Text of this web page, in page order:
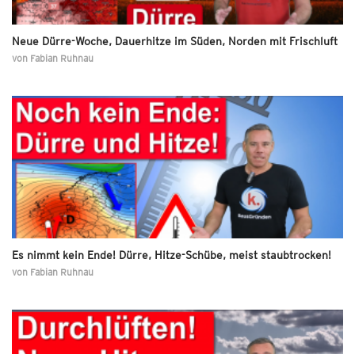
Neue Dürre-Woche, Dauerhitze im Süden, Norden mit Frischluft
von Fabian Ruhnau
Es nimmt kein Ende! Dürre, Hitze-Schübe, meist staubtrocken!
von Fabian Ruhnau